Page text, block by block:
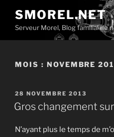
contenu
principal
SMOREL.NET
Serveur Morel, Blog familial de
MOIS : NOVEMBRE
PUBLIÉ
LE
28 NOVEMBRE 2013
Gros changement
N’ayant plus le temps de